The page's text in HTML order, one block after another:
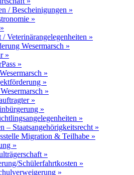
/ Bescheinigungen »
»
Veterinärangelegenheiten »
Wesermarsch »
»
»
»
»
»
»
»
»
– Staatsangehörigkeitsrecht »
Migration & Teilhabe »
»
»
Schülerfahrtkosten »
»